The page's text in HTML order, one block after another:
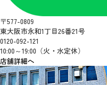
〒577-0809
東大阪市永和1丁目26番21号
0120-092-121
10:00～19:00（火・水定休）
店舗詳細へ